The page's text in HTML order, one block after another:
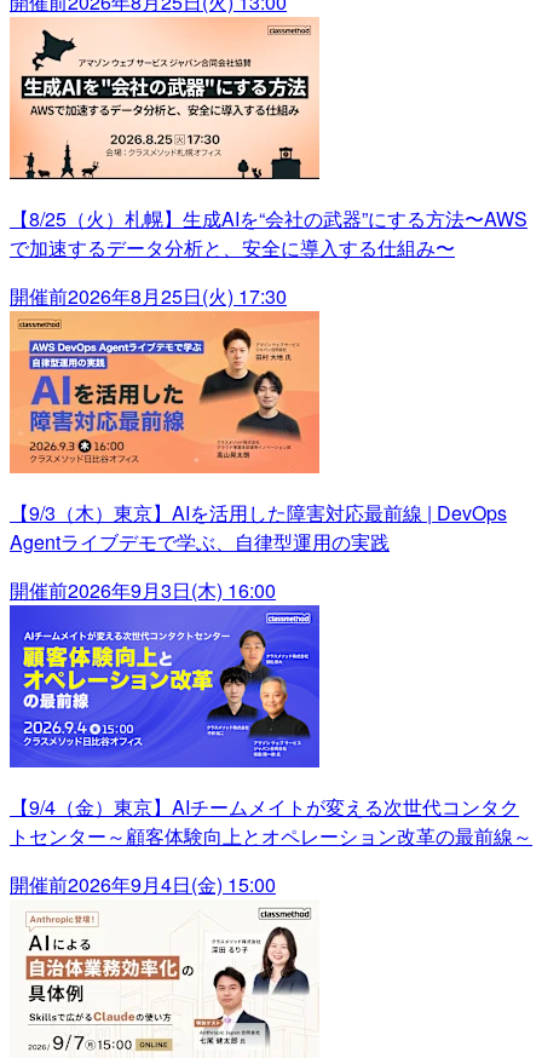
【8/25（火）札幌】生成AIを“会社の武器”にする方法〜AWS
で加速するデータ分析と、安全に導入する仕組み〜
開催前2026年8月25日(火) 17:30
【9/3（木）東京】AIを活用した障害対応最前線 | DevOps
Agentライブデモで学ぶ、自律型運用の実践
開催前2026年9月3日(木) 16:00
【9/4（金）東京】AIチームメイトが変える次世代コンタク
トセンター～顧客体験向上とオペレーション改革の最前線～
開催前2026年9月4日(金) 15:00